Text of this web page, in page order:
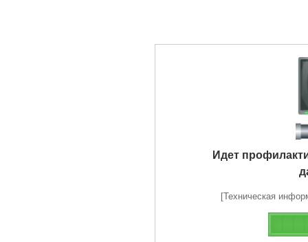
Идет
[Техническая